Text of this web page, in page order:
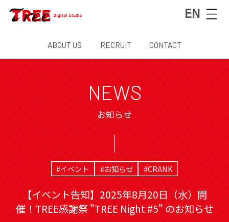
EN
ABOUT US RECRUIT CONTACT
NEWS
お知らせ
#イベント #お知らせ #CRANK
【イベント告知】2025年8月20日（水）開
催！TREE感謝祭 "TREE Night #5" のお知らせ